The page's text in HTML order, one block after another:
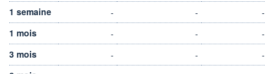
1 semaine
- -
-
1 mois
- -
-
3 mois
- -
-